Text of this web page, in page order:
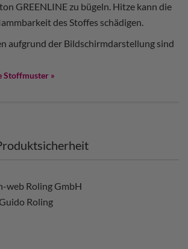
GREENLINE zu bügeln. Hitze kann die
des Stoffes schädigen.
aufgrund der Bildschirmdarstellung sind
Stoffmuster »
web Roling GmbH
Roling